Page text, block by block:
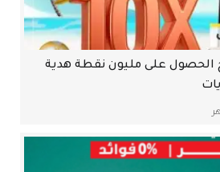
الحصول على مليون نقطة هدية